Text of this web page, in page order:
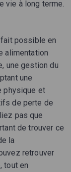
vie à long terme.
possible en
alimentation
une gestion du
une
physique et
de perte de
pas que
de trouver ce
la
retrouver
tout en